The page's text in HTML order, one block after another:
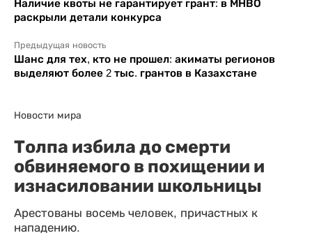
Наличие квоты не гарантирует грант: в МНВО
раскрыли детали конкурса
Предыдущая новость
Шанс для тех, кто не прошел: акиматы регионов
выделяют более 2 тыс. грантов в Казахстане
Новости мира
Толпа избила до смерти
обвиняемого в похищении и
изнасиловании школьницы
Арестованы восемь человек, причастных к
нападению.